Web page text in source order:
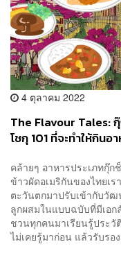
4 ตุลาคม 2022
The Flavour Tales:
โชกุ 101 ที่จะทำให้กิน
คล้ายๆ อาหารประเภทกุ๊
ข้าวผัดอเมริกันของไทยเ
ตะวันตกมาปรับเข้ากับวัฒ
ลูกผสมในแบบฉบับที่มีเอก
ชวนทุกคนมาเรียนรู้ประ
ไม่เคยรู้มาก่อน แล้วรับรอ